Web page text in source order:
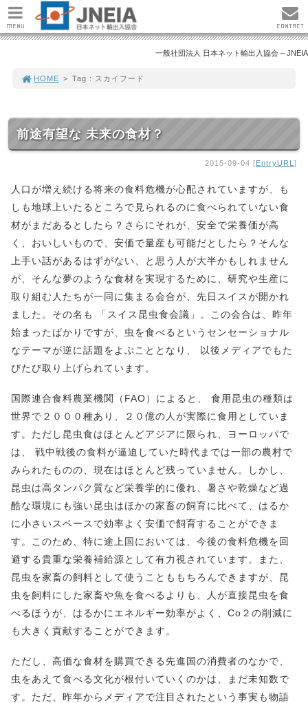
一般社団法人 日本ネット輸出入協会 – JNEIA
HOME > Tag : スカイフード
前途有望な 未来の食材？
2015-09-04 [EntryURL ]
人口が増え続ける将来の食料危機が心配されていますが、も
しも地球上いたるところで見られるのに食べられていない食
材がまだあるとしたら？さらにそれが、安全で栄養価が高
く、おいしいもので、安価で量産も可能だとしたら？そんな
上手い話があるはずがない、と思う人が大半かもしれません
が、そんな夢のような食材を実現するために、研究や生産に
取り組む人たちが一同に集まる会合が、先日スイスが開かれ
ました。その名も 「スイス昆虫食会議」。この会合は、昨年
始まったばかりですが、虫を食べるというセンセーショナル
なテーマが逆に話題をよぶこととなり、 以後メディアでもた
びたび取り上げられています。
国際連合食料農業機関（FAO）によると、 食用昆虫の種類は
世界で２０００種あり、２０億の人が実際に食用としていま
す。ただし昆虫食はほとんどアジアに限られ、ヨーロッパで
は、 戦中戦後の食料が逼迫していた時代までは一部の農村で
みられたものの、現在はほとんど残っていません。しかし、
昆虫は高タンパク質など栄養学的に優れ、暑さや乾燥など過
酷な環境にも強い昆虫はほかの家畜の飼育に比べて、はるか
に小さいスペースで効率よく安価で飼育することができま
す。このため、特に途上国においては、今後の食料危機を回
避する貴重な栄養補給源として有力視されています。また、
昆虫を家畜の飼料として使うことももちろんできますが、昆
虫を飼料にした家畜や魚を食べるよりも、人が直接昆虫を食
べるほうが、はるかにエネルギー効率がよく、Co２の削減に
も大きく貢献することができます。
ただし、高価な食材を購買できる先進国の消費者のなかで、
虫をあえて食べる文化が根付いていくのかは、まだ未知数で
す。ただ、昨年からメディアで注目されたという事実も物語
MENU CONTACT